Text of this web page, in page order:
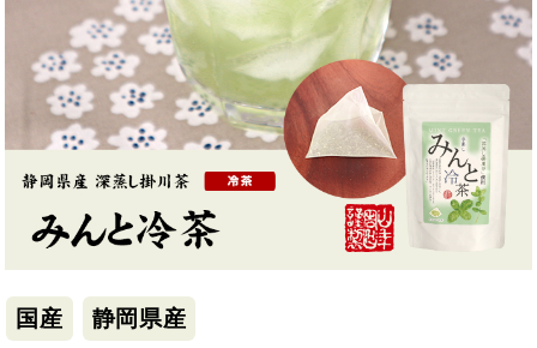
国産 静岡県産